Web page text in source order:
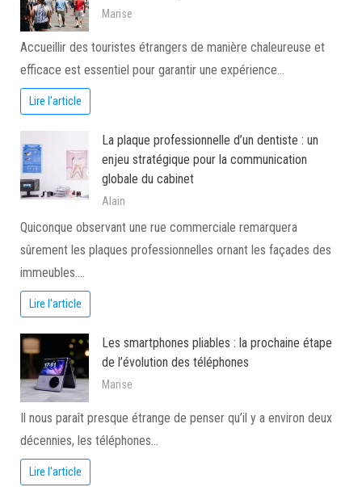
Marise
Accueillir des touristes étrangers de manière chaleureuse et
efficace est essentiel pour garantir une expérience…
Lire l'article
La plaque professionnelle d’un dentiste : un
enjeu stratégique pour la communication
globale du cabinet
Alain
Quiconque observant une rue commerciale remarquera
sûrement les plaques professionnelles ornant les façades des
immeubles.…
Lire l'article
Les smartphones pliables : la prochaine étape
de l’évolution des téléphones
Marise
Il nous paraît presque étrange de penser qu’il y a environ deux
décennies, les téléphones…
Lire l'article